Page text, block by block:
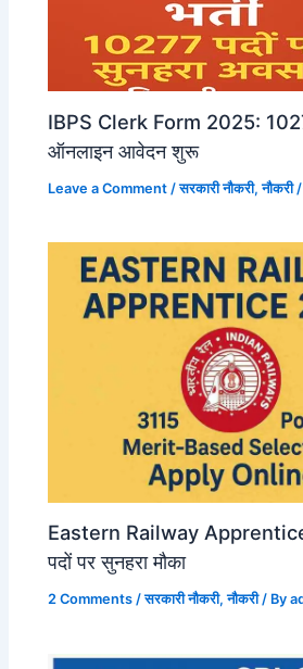
IBPS Clerk Form 2025:
ऑनलाइन आवेदन शुरू
Leave a Comment /सरकारी नौकरी,नौकरी/
Eastern Railway
पदों पर सुनहरा मौका
2 Comments /सरकारी नौकरी,नौकरी/ By